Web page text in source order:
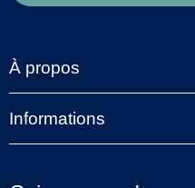
À propos
Informations